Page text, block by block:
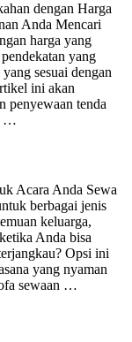
dengan Harga
Anda Mencari
harga yang
yang
sesuai dengan
ini akan
penyewaan tenda
…
Acara Anda Sewa
berbagai jenis
keluarga,
Anda bisa
Opsi ini
yang nyaman
sewaan …